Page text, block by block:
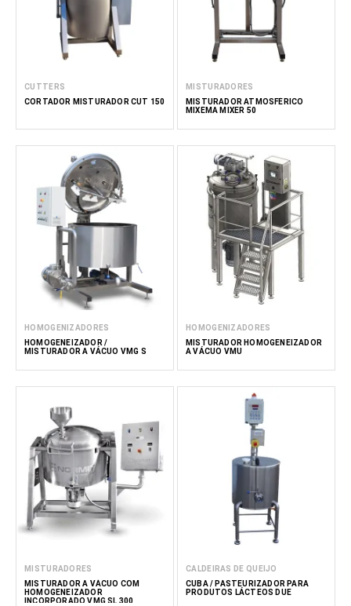
CUTTERS
CORTADOR MISTURADOR CUT 150
MISTURADORES
MISTURADOR ATMOSFÉRICO
MIXEMA MIXER 50
HOMOGENIZADORES
HOMOGENEIZADOR /
MISTURADOR A VÁCUO VMG S
HOMOGENIZADORES
MISTURADOR HOMOGENEIZADOR
A VÁCUO VMU
MISTURADORES
MISTURADOR A VÁCUO COM
HOMOGENEIZADOR
INCORPORADO VMG SL 300
CALDEIRAS DE QUEIJO
CUBA / PASTEURIZADOR PARA
PRODUTOS LÁCTEOS DUE